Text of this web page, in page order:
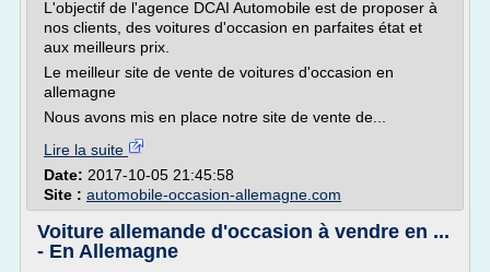
L'objectif de l'agence DCAI Automobile est de proposer à
nos clients, des voitures d'occasion en parfaites état et
aux meilleurs prix.
Le meilleur site de vente de voitures d'occasion en
allemagne
Nous avons mis en place notre site de vente de...
Lire la suite
Date: 2017-10-05 21:45:58
Site : automobile-occasion-allemagne.com
Voiture allemande d'occasion à vendre en ...
- En Allemagne